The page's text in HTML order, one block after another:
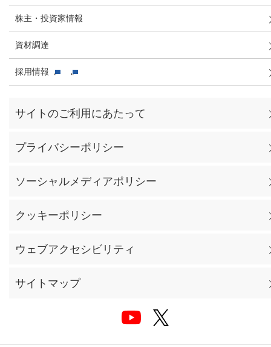
株主・投資家情報
資材調達
採用情報
サイトのご利用にあたって
プライバシーポリシー
ソーシャルメディアポリシー
クッキーポリシー
ウェブアクセシビリティ
サイトマップ